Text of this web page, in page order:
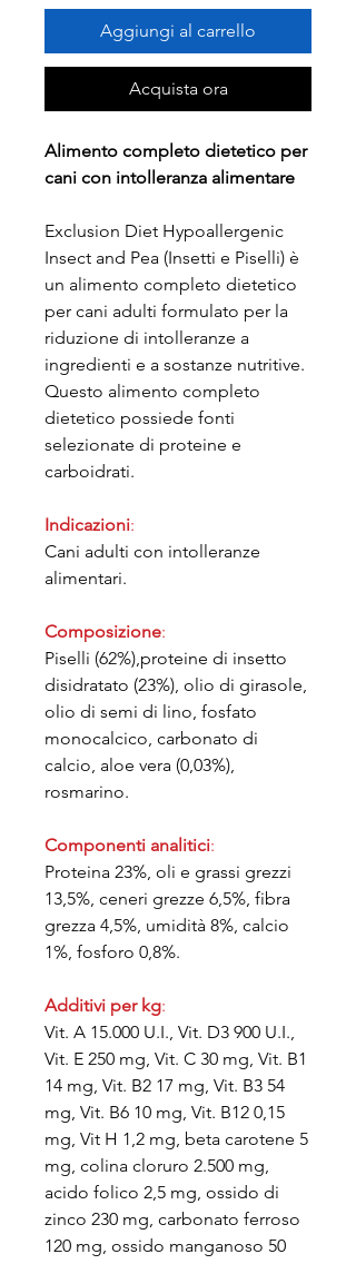
Aggiungi al carrello
Acquista ora
Alimento completo dietetico per
cani con intolleranza alimentare
Exclusion Diet Hypoallergenic
Insect and Pea (Insetti e Piselli) è
un alimento completo dietetico
per cani adulti formulato per la
riduzione di intolleranze a
ingredienti e a sostanze nutritive.
Questo alimento completo
dietetico possiede fonti
selezionate di proteine e
carboidrati.
Indicazioni:
Cani adulti con intolleranze
alimentari.
Composizione:
Piselli (62%),proteine di insetto
disidratato (23%), olio di girasole,
olio di semi di lino, fosfato
monocalcico, carbonato di
calcio, aloe vera (0,03%),
rosmarino.
Componenti analitici:
Proteina 23%, oli e grassi grezzi
13,5%, ceneri grezze 6,5%, fibra
grezza 4,5%, umidità 8%, calcio
1%, fosforo 0,8%.
Additivi per kg:
Vit. A 15.000 U.I., Vit. D3 900 U.I.,
Vit. E 250 mg, Vit. C 30 mg, Vit. B1
14 mg, Vit. B2 17 mg, Vit. B3 54
mg, Vit. B6 10 mg, Vit. B12 0,15
mg, Vit H 1,2 mg, beta carotene 5
mg, colina cloruro 2.500 mg,
acido folico 2,5 mg, ossido di
zinco 230 mg, carbonato ferroso
120 mg, ossido manganoso 50